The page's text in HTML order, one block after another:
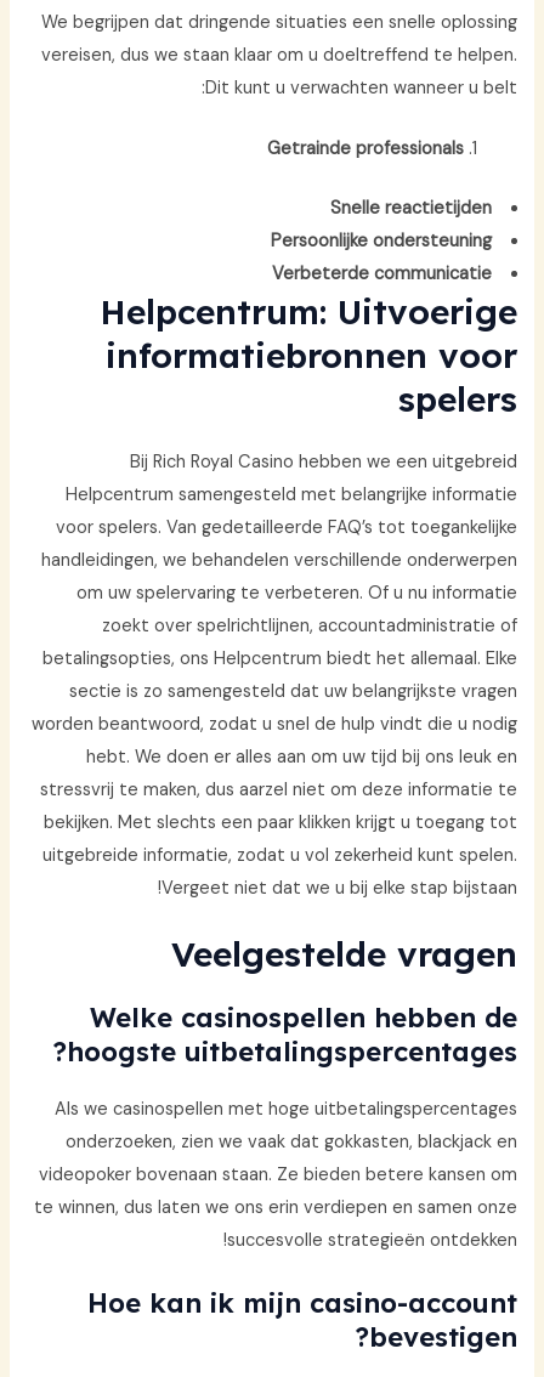
We begrijpen dat dringende situaties een snelle oplossing
vereisen, dus we staan klaar om u doeltreffend te helpen.
Dit kunt u verwachten wanneer u belt:
Getrainde professionals
Snelle reactietijden
Persoonlijke ondersteuning
Verbeterde communicatie
Helpcentrum: Uitvoerige
informatiebronnen voor
spelers
Bij Rich Royal Casino hebben we een uitgebreid
Helpcentrum samengesteld met belangrijke informatie
voor spelers. Van gedetailleerde FAQ’s tot toegankelijke
handleidingen, we behandelen verschillende onderwerpen
om uw spelervaring te verbeteren. Of u nu informatie
zoekt over spelrichtlijnen, accountadministratie of
betalingsopties, ons Helpcentrum biedt het allemaal. Elke
sectie is zo samengesteld dat uw belangrijkste vragen
worden beantwoord, zodat u snel de hulp vindt die u nodig
hebt. We doen er alles aan om uw tijd bij ons leuk en
stressvrij te maken, dus aarzel niet om deze informatie te
bekijken. Met slechts een paar klikken krijgt u toegang tot
uitgebreide informatie, zodat u vol zekerheid kunt spelen.
Vergeet niet dat we u bij elke stap bijstaan!
Veelgestelde vragen
Welke casinospellen hebben de
hoogste uitbetalingspercentages?
Als we casinospellen met hoge uitbetalingspercentages
onderzoeken, zien we vaak dat gokkasten, blackjack en
videopoker bovenaan staan. Ze bieden betere kansen om
te winnen, dus laten we ons erin verdiepen en samen onze
succesvolle strategieën ontdekken!
Hoe kan ik mijn casino-account
bevestigen?